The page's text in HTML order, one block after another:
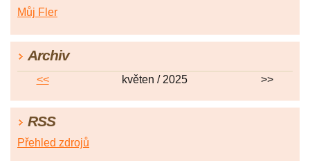
Můj Fler
Archiv
<< květen / 2025 >>
RSS
Přehled zdrojů